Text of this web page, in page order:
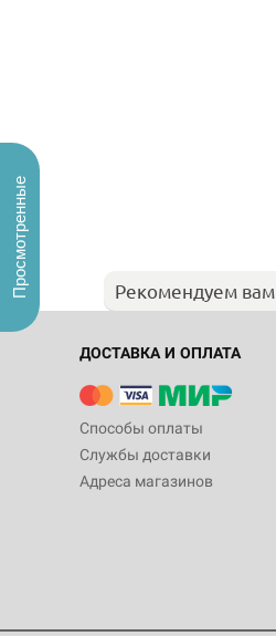
Рекомендуем вам
ДОСТАВКА И ОПЛАТА
Способы оплаты
Службы доставки
Адреса магазинов
Просмотренные